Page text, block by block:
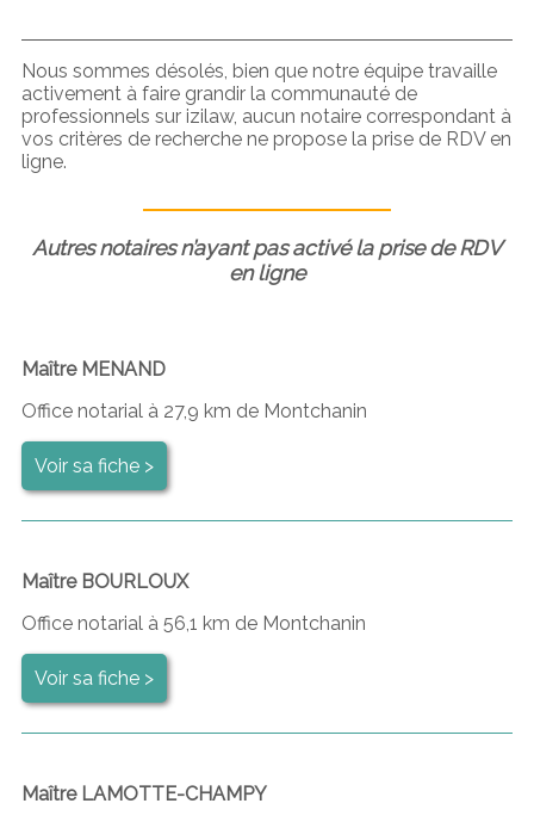
Nous sommes désolés, bien que notre équipe travaille
activement à faire grandir la communauté de
professionnels sur izilaw, aucun notaire correspondant à
vos critères de recherche ne propose la prise de RDV en
ligne.
Autres notaires n’ayant pas activé la prise de RDV
en ligne
Maître MENAND
Office notarial à 27,9 km de Montchanin
Voir sa fiche >
Maître BOURLOUX
Office notarial à 56,1 km de Montchanin
Voir sa fiche >
Maître LAMOTTE-CHAMPY